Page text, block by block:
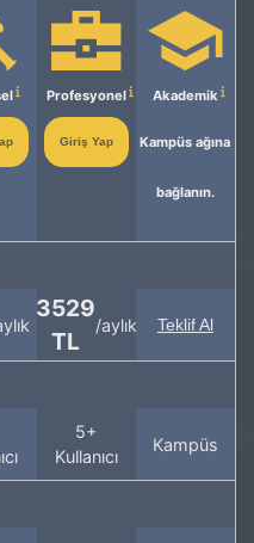
Profesyonel
Giriş Yap
Akademik
Kampüs ağına
bağlanın.
3529
TL
/aylık Teklif Al
5+
Kullanıcı
Kampüs